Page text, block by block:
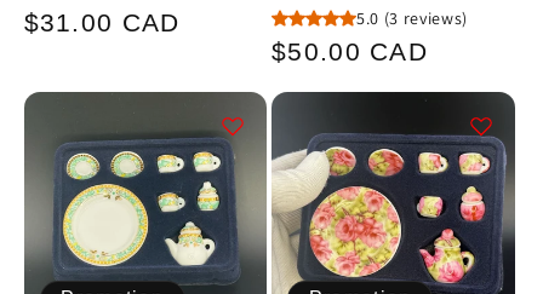
Prix
$31.00 CAD 5.0 (3 reviews)
Prix
$50.00 CAD